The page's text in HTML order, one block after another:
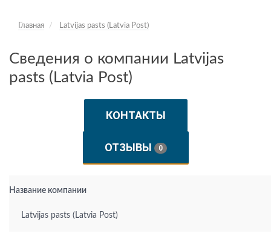
Главная Latvijas pasts (Latvia Post)
Сведения о компании Latvijas
pasts (Latvia Post)
КОНТАКТЫ
ОТЗЫВЫ 0
Название компании
Latvijas pasts (Latvia Post)